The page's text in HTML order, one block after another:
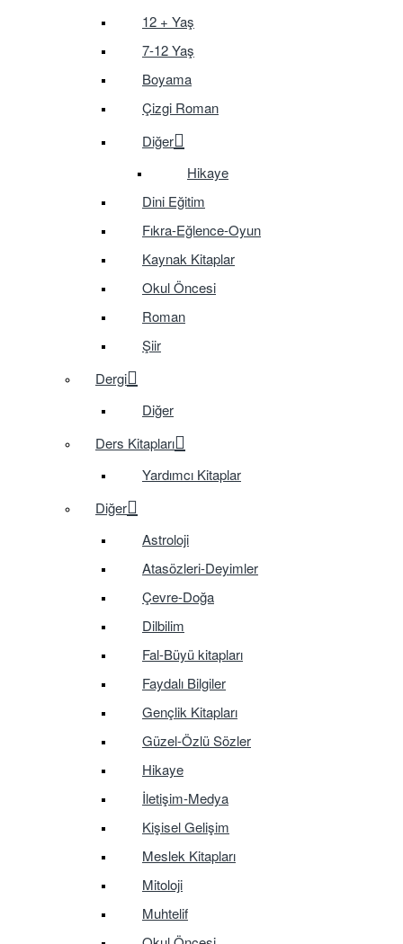
12 + Yaş
7-12 Yaş
Boyama
Çizgi Roman
Diğer
Hikaye
Dini Eğitim
Fıkra-Eğlence-Oyun
Kaynak Kitaplar
Okul Öncesi
Roman
Şiir
Dergi
Diğer
Ders Kitapları
Yardımcı Kitaplar
Diğer
Astroloji
Atasözleri-Deyimler
Çevre-Doğa
Dilbilim
Fal-Büyü kitapları
Faydalı Bilgiler
Gençlik Kitapları
Güzel-Özlü Sözler
Hikaye
İletişim-Medya
Kişisel Gelişim
Meslek Kitapları
Mitoloji
Muhtelif